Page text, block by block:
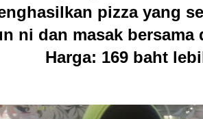
pizza yang
ni dan masak
Harga: 169 baht